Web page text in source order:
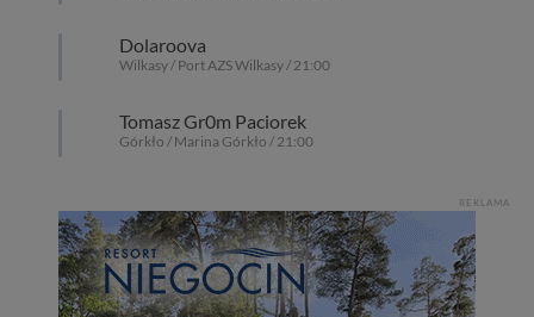
Dolaroova
Wilkasy / Port AZS Wilkasy / 21:00
Tomasz Gr0m Paciorek
Górkło / Marina Górkło / 21:00
REKLAMA